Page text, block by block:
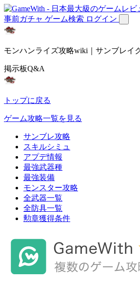
事前ガチャ ゲーム検索 ログイン
モンハンライズ攻略wiki｜サンブレイ
掲示板Q&A
トップに戻る
ゲーム攻略一覧を見る
サンブレ攻略
スキルシミュ
アプデ情報
最強武器種
最強装備
モンスター攻略
全武器一覧
全防具一覧
勲章獲得条件